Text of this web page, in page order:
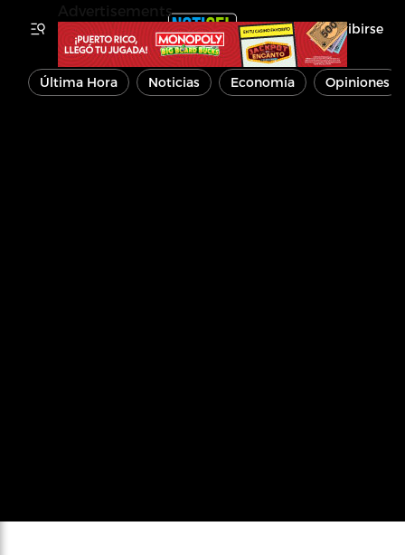
Inscribirse
Última Hora Noticias Economía Opiniones
Advertisements